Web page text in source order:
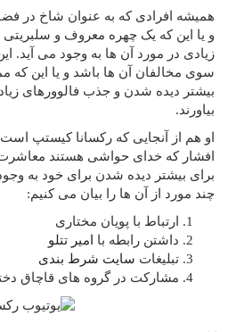
همیشه افرادی که به عنوان شاخ در
و یا این که یک چهره معروف و
زیادی در مورد آن ها به وجود می‌ آید.
سوی مخالفان آن ها باشد و یا این
بیشتر دیده شدن و جذب فالوورهای
بیاورند.
او هم از آنجایی که رکسانا کیستپ است
افشار که خدای حواشی هستند
برای بیشتر دیده شدن برای خود به
چند مورد از آن ها را بیان می کنیم:
ارتباط با پویان مختاری
داشتن رابطه با
امیر تتلو
تبلیغات سایت شرط بندی
مشارکت در گروه های قاچاق